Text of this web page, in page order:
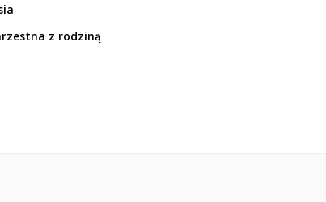
z rodziną